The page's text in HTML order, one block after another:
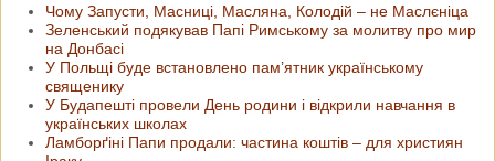
Чому Запусти, Масниці, Масляна, Колодій – не Маслєніца
Зеленський подякував Папі Римському за молитву про мир
на Донбасі
У Польщі буде встановлено пам’ятник українському
священику
У Будапешті провели День родини і відкрили навчання в
українських школах
Ламборґіні Папи продали: частина коштів – для християн